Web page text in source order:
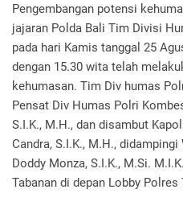
Pengembangan potensi
jajaran Polda Bali Tim Divisi
pada hari Kamis tanggal 25
dengan 15.30 wita telah
kehumasan. Tim Div humas
Pensat Div Humas Polri
S.I.K., M.H., dan disambut
Candra, S.I.K., M.H.,
Doddy Monza, S.I.K., M.Si.
Tabanan di depan Lobby Polres